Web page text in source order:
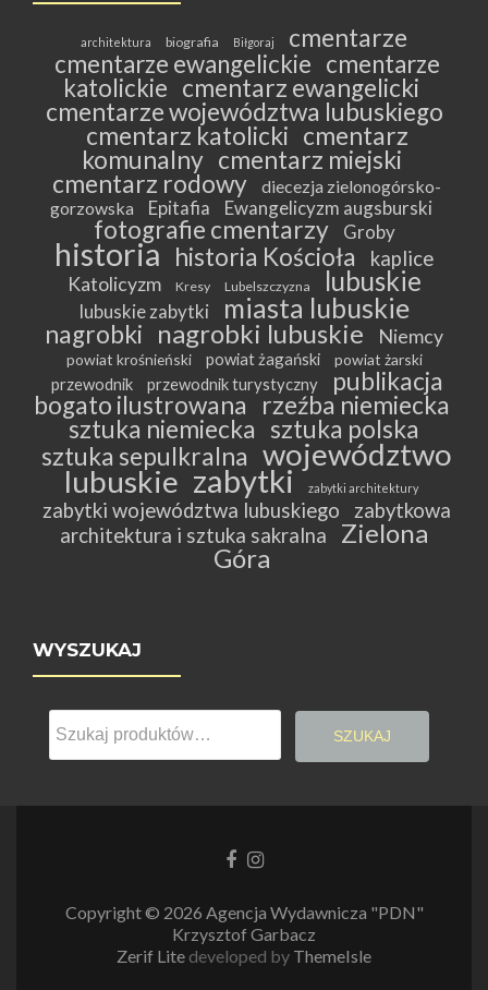
architektura biografia Biłgoraj
cmentarze
cmentarze ewangelickie cmentarze
katolickie cmentarz ewangelicki
cmentarze województwa lubuskiego
cmentarz katolicki cmentarz
komunalny cmentarz miejski
cmentarz rodowy
diecezja zielonogórsko-
gorzowska
Epitafia Ewangelicyzm augsburski
fotografie cmentarzy Groby
historia historia Kościoła kaplice
Katolicyzm Kresy Lubelszczyzna lubuskie
lubuskie zabytki miasta lubuskie
nagrobki nagrobki lubuskie Niemcy
powiat krośnieński powiat żagański powiat żarski
przewodnik przewodnik turystyczny
publikacja
bogato ilustrowana
rzeźba niemiecka
sztuka niemiecka sztuka polska
sztuka sepulkralna województwo
lubuskie zabytki zabytki architektury
zabytki województwa lubuskiego
zabytkowa
architektura i sztuka sakralna
Zielona
Góra
WYSZUKAJ
Szukaj:
SZUKAJ
LinkLink
Copyright © 2026 Agencja Wydawnicza "PDN"
Krzysztof Garbacz
Zerif Lite developed by ThemeIsle